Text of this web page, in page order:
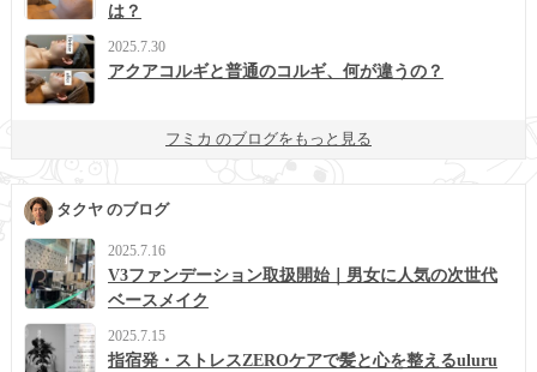
は？
2025.7.30
アクアコルギと普通のコルギ、何が違うの？
フミカ のブログをもっと見る
タクヤ のブログ
2025.7.16
V3ファンデーション取扱開始｜男女に人気の次世代
ベースメイク
2025.7.15
指宿発・ストレスZEROケアで髪と心を整えるuluru